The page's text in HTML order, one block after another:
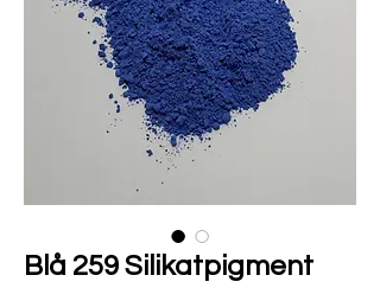
Blå 259 Silikatpigment